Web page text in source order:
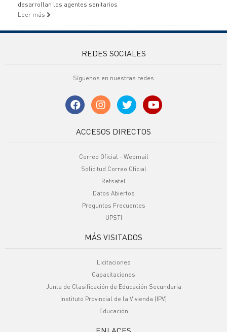
desarrollan los agentes sanitarios
Leer más
REDES SOCIALES
Síguenos en nuestras redes
ACCESOS DIRECTOS
Correo Oficial - Webmail
Solicitud Correo Oficial
Refsatel
Datos Abiertos
Preguntas Frecuentes
UPSTI
MÁS VISITADOS
Licitaciones
Capacitaciones
Junta de Clasificación de Educación Secundaria
Instituto Provincial de la Vivienda (IPV)
Educación